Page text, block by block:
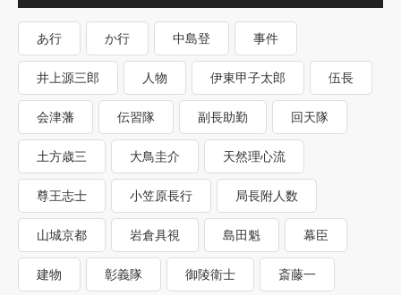
あ行 か行 中島登 事件
井上源三郎 人物 伊東甲子太郎 伍長
会津藩 伝習隊 副長助勤 回天隊
土方歳三 大鳥圭介 天然理心流
尊王志士 小笠原長行 局長附人数
山城京都 岩倉具視 島田魁 幕臣
建物 彰義隊 御陵衛士 斎藤一